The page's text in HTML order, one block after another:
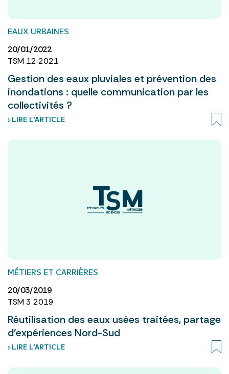
EAUX URBAINES
20/01/2022
TSM 12 2021
Gestion des eaux pluviales et prévention des
inondations : quelle communication par les
collectivités ?
› LIRE L’ARTICLE
MÉTIERS ET CARRIÈRES
20/03/2019
TSM 3 2019
Réutilisation des eaux usées traitées, partage
d’expériences Nord-Sud
› LIRE L’ARTICLE